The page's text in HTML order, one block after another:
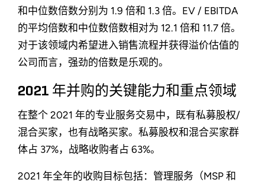
和中位数倍数分别为 1.9 倍和 1.3 倍。EV / EBITDA
的平均倍数和中位数倍数相对为 12.1 倍和 11.7 倍。
对于该领域内希望进入销售流程并获得溢价估值的
公司而言，强劲的倍数是乐观的。
2021 年并购的关键能力和重点领域
在整个 2021 年的专业服务交易中，既有私募股权/
混合买家，也有战略买家。私募股权和混合买家群
体占 37%，战略收购者占 63%。
2021 年全年的收购目标包括：管理服务（MSP 和